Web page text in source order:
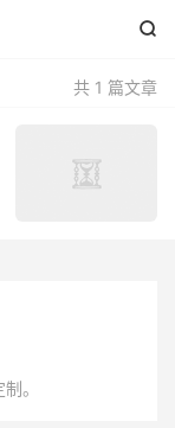

共 1 篇文章
。